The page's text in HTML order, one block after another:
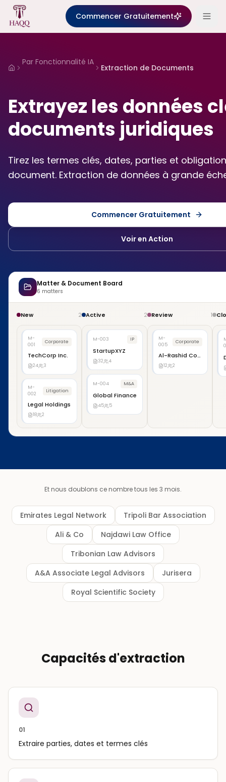
Skip to content
Commencer Gratuitement
Home
Par Fonctionnalité IA
Extraction de Documents
Extrayez les données
documents juridiques
Tirez les termes clés, dates, parties et
document. Extraction de données à grande
Commencer Gratuitement
Voir en Action
Matter & Document Board
6 matters
New 2
M-
001
Corporate
TechCorp Inc.
24 3
M-
002
Litigation
Legal Holdings
18 2
Active 2
M-003 IP
StartupXYZ
32 4
M-004 M&A
Global Finance
45 5
Review 1
M-
005
Corporate
Al-Rashid Corp
12 2
Et nous doublons ce nombre tous les 3 mois.
Emirates Legal Network
Tripoli Bar Association
Ali & Co
Najdawi Law Office
Tribonian Law Advisors
A&A Associate Legal Advisors
Jurisera
Royal Scientific Society
Capacités d'extraction
01
Extraire parties, dates et termes clés